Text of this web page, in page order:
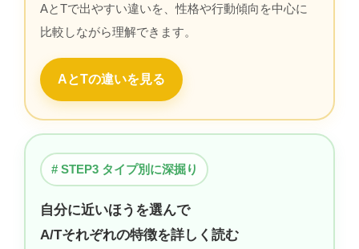
AとTで出やすい違いを、性格や行動傾向を中心に
比較しながら理解できます。
AとTの違いを見る
# STEP3 タイプ別に深掘り
自分に近いほうを選んで
A/Tそれぞれの特徴を詳しく読む